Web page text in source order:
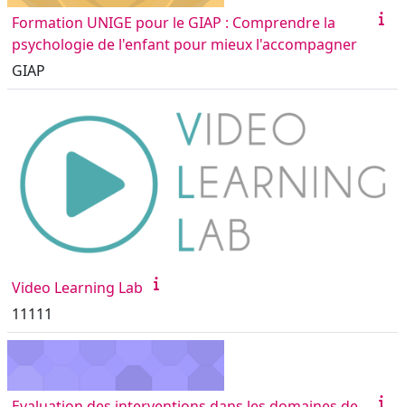
Formation UNIGE pour le GIAP : Comprendre la
psychologie de l'enfant pour mieux l'accompagner
GIAP
Video Learning Lab
11111